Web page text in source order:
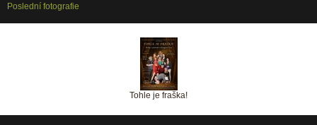
Poslední fotografie
Tohle je fraška!